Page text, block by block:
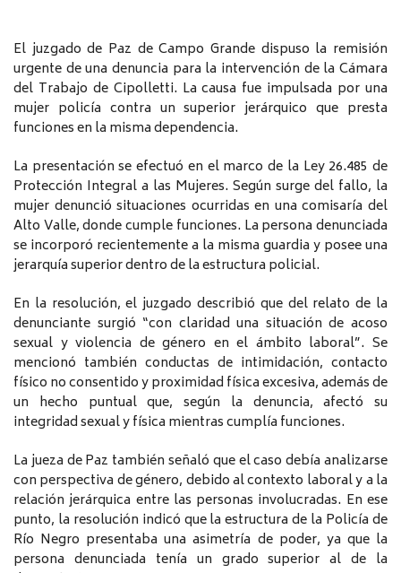
El juzgado de Paz de Campo Grande dispuso la remisión
urgente de una denuncia para la intervención de la Cámara
del Trabajo de Cipolletti. La causa fue impulsada por una
mujer policía contra un superior jerárquico que presta
funciones en la misma dependencia.
La presentación se efectuó en el marco de la Ley 26.485 de
Protección Integral a las Mujeres. Según surge del fallo, la
mujer denunció situaciones ocurridas en una comisaría del
Alto Valle, donde cumple funciones. La persona denunciada
se incorporó recientemente a la misma guardia y posee una
jerarquía superior dentro de la estructura policial.
En la resolución, el juzgado describió que del relato de la
denunciante surgió “con claridad una situación de acoso
sexual y violencia de género en el ámbito laboral”. Se
mencionó también conductas de intimidación, contacto
físico no consentido y proximidad física excesiva, además de
un hecho puntual que, según la denuncia, afectó su
integridad sexual y física mientras cumplía funciones.
La jueza de Paz también señaló que el caso debía analizarse
con perspectiva de género, debido al contexto laboral y a la
relación jerárquica entre las personas involucradas. En ese
punto, la resolución indicó que la estructura de la Policía de
Río Negro presentaba una asimetría de poder, ya que la
persona denunciada tenía un grado superior al de la